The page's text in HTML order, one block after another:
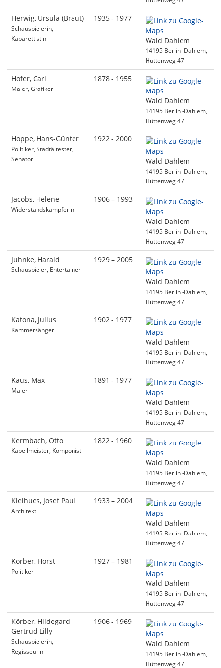
Herwig, Ursula (Braut)
Schauspielerin,
Kabarettistin
1935 - 1977
Wald Dahlem
14195 Berlin -Dahlem,
Hüttenweg 47
Hofer, Carl
Maler, Grafiker
1878 - 1955
Wald Dahlem
14195 Berlin -Dahlem,
Hüttenweg 47
Hoppe, Hans-Günter
Politiker, Stadtältester,
Senator
1922 - 2000
Wald Dahlem
14195 Berlin -Dahlem,
Hüttenweg 47
Jacobs, Helene
Widerstandskämpferin
1906 – 1993
Wald Dahlem
14195 Berlin -Dahlem,
Hüttenweg 47
Juhnke, Harald
Schauspieler, Entertainer
1929 – 2005
Wald Dahlem
14195 Berlin -Dahlem,
Hüttenweg 47
Katona, Julius
Kammersänger
1902 - 1977
Wald Dahlem
14195 Berlin -Dahlem,
Hüttenweg 47
Kaus, Max
Maler
1891 - 1977
Wald Dahlem
14195 Berlin -Dahlem,
Hüttenweg 47
Kermbach, Otto
Kapellmeister, Komponist
1822 - 1960
Wald Dahlem
14195 Berlin -Dahlem,
Hüttenweg 47
Kleihues, Josef Paul
Architekt
1933 – 2004
Wald Dahlem
14195 Berlin -Dahlem,
Hüttenweg 47
Korber, Horst
Politiker
1927 – 1981
Wald Dahlem
14195 Berlin -Dahlem,
Hüttenweg 47
Körber, Hildegard
Gertrud Lilly
Schauspielerin,
Regisseurin
1906 - 1969
Wald Dahlem
14195 Berlin -Dahlem,
Hüttenweg 47